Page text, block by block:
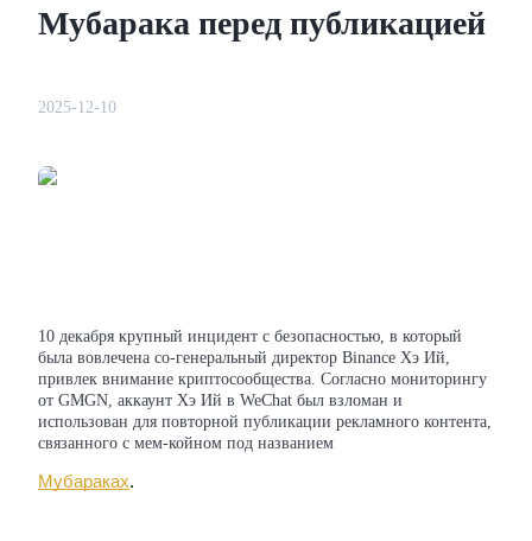
Фьючерсы на COIN-M
Криптовалютные фьючерсы
Мубарака перед публикацией
2025-12-10
10 декабря крупный инцидент с безопасностью, в который
была вовлечена со-генеральный директор Binance Хэ Ий,
привлек внимание криптосообщества. Согласно мониторингу
от GMGN, аккаунт Хэ Ий в WeChat был взломан и
использован для повторной публикации рекламного контента,
связанного с мем-койном под названием
Мубараках.